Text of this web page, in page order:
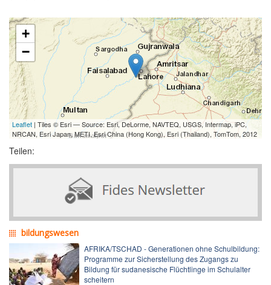
+
−
Leaflet | Tiles © Esri — Source: Esri, DeLorme, NAVTEQ, USGS, Intermap, iPC,
NRCAN, Esri Japan, METI, Esri China (Hong Kong), Esri (Thailand), TomTom, 2012
Teilen:
bildungswesen
AFRIKA/TSCHAD - Generationen ohne Schulbildung:
Programme zur Sicherstellung des Zugangs zu
Bildung für sudanesische Flüchtlinge im Schulalter
scheitern